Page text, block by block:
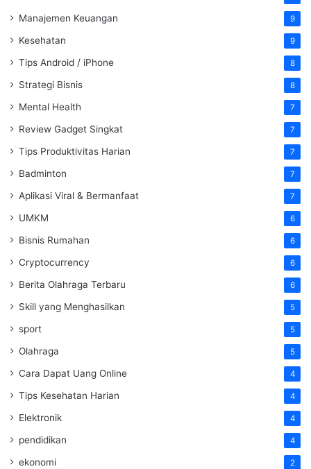
Manajemen Keuangan 9
Kesehatan 9
Tips Android / iPhone 8
Strategi Bisnis 8
Mental Health 7
Review Gadget Singkat 7
Tips Produktivitas Harian 7
Badminton 7
Aplikasi Viral & Bermanfaat 7
UMKM 6
Bisnis Rumahan 6
Cryptocurrency 6
Berita Olahraga Terbaru 6
Skill yang Menghasilkan 5
sport 5
Olahraga 5
Cara Dapat Uang Online 4
Tips Kesehatan Harian 4
Elektronik 4
pendidikan 4
ekonomi 2